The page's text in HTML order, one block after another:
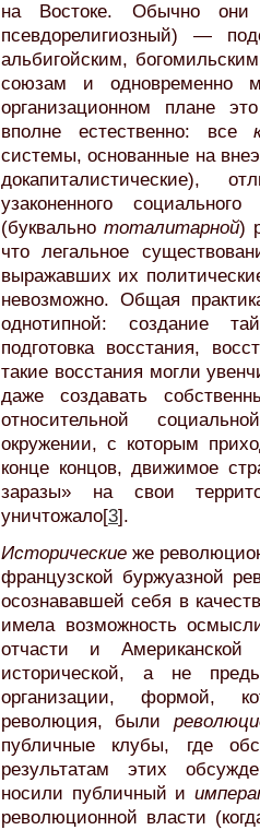
на Востоке. Обычно они
псевдорелигиозный) —
альбигойским,
союзам и одновременно
организационном плане
вполне естественно: все
системы, основанные на
докапиталистические),
узаконенного
(буквально тоталитарной)
что легальное
выражавших их
невозможно. Общая
однотипной: создание
подготовка восстания,
такие восстания могли
даже создавать
относительной
окружении, с которым
конце концов, движимое
заразы» на свои
уничтожало[3].
Исторические же
французской буржуазной
осознававшей себя в
имела возможность
отчасти и
исторической, а не
организации, формой,
революция, были
публичные клубы, где
результатам этих
носили публичный и
революционной власти